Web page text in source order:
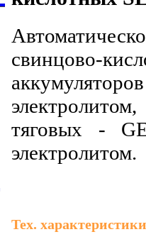
свинцово-
тяговых -
электролитом.
Тех.